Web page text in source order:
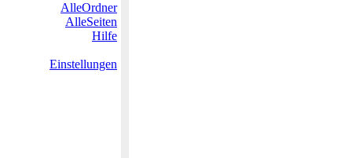
AlleOrdner
AlleSeiten
Hilfe
Einstellungen